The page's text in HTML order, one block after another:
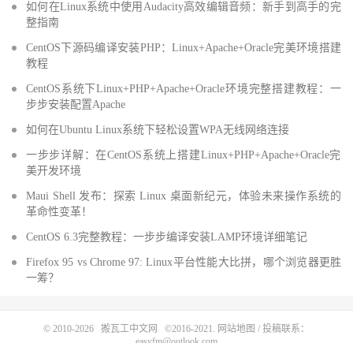
如何在Linux系统中使用Audacity高效编辑音频：新手到高手的完
整指南
CentOS下源码编译安装PHP：Linux+Apache+Oracle完美环境搭建
教程
CentOS系统下Linux+PHP+Apache+Oracle环境完整搭建教程：一
步步安装配置Apache
如何在Ubuntu Linux系统下轻松设置WPA无线网络连接
一步步详解：在CentOS系统上搭建Linux+PHP+Apache+Oracle完
美开发环境
Maui Shell 发布：探索 Linux 桌面新纪元，体验未来操作系统的
革命性变革！
CentOS 6.3完整教程：一步步编译安装LAMP环境详细笔记
Firefox 95 vs Chrome 97: Linux平台性能大比拼，哪个浏览器更胜
一筹？
© 2010-2026 搬瓦工中文网 ©2016-2021. 网站地图 / 投稿联系：